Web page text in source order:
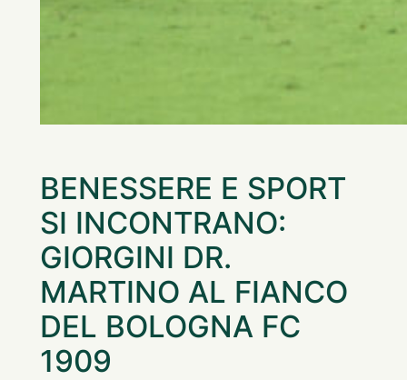
BENESSERE E SPORT
SI INCONTRANO:
GIORGINI DR.
MARTINO AL FIANCO
DEL BOLOGNA FC
1909